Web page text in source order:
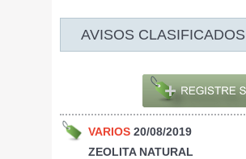
AVISOS CLASIFICADOS
VARIOS 20/08/2019
ZEOLITA NATURAL